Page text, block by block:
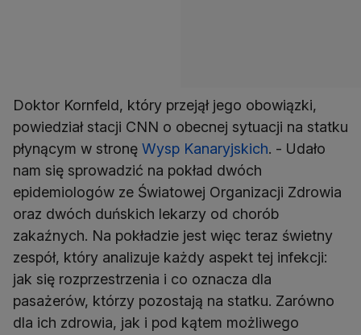
Doktor Kornfeld, który przejął jego obowiązki,
powiedział stacji CNN o obecnej sytuacji na statku
płynącym w stronę Wysp Kanaryjskich. - Udało
nam się sprowadzić na pokład dwóch
epidemiologów ze Światowej Organizacji Zdrowia
oraz dwóch duńskich lekarzy od chorób
zakaźnych. Na pokładzie jest więc teraz świetny
zespół, który analizuje każdy aspekt tej infekcji:
jak się rozprzestrzenia i co oznacza dla
pasażerów, którzy pozostają na statku. Zarówno
dla ich zdrowia, jak i pod kątem możliwego